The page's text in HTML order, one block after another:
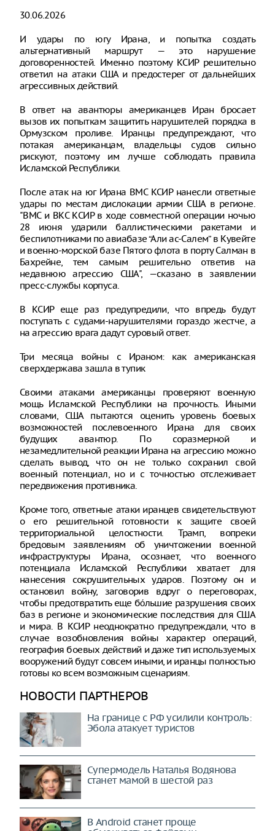
30.06.2026
И удары по югу Ирана, и попытка создать
альтернативный маршрут — это нарушение
договоренностей. Именно поэтому КСИР решительно
ответил на атаки США и предостерег от дальнейших
агрессивных действий.
В ответ на авантюры американцев Иран бросает
вызов их попыткам защитить нарушителей порядка в
Ормузском проливе. Иранцы предупреждают, что
потакая американцам, владельцы судов сильно
рискуют, поэтому им лучше соблюдать правила
Исламской Республики.
После атак на юг Ирана ВМС КСИР нанесли ответные
удары по местам дислокации армии США в регионе.
"ВМС и ВКС КСИР в ходе совместной операции ночью
28 июня ударили баллистическими ракетами и
беспилотниками по авиабазе “Али ас-Салем” в Кувейте
и военно-морской базе Пятого флота в порту Салман в
Бахрейне, тем самым решительно ответив на
недавнюю агрессию США", —сказано в заявлении
пресс-службы корпуса.
В КСИР еще раз предупредили, что впредь будут
поступать с судами-нарушителями гораздо жестче, а
на агрессию врага дадут суровый ответ.
Три месяца войны с Ираном: как американская
сверхдержава зашла в тупик
Своими атаками американцы проверяют военную
мощь Исламской Республики на прочность. Иными
словами, США пытаются оценить уровень боевых
возможностей послевоенного Ирана для своих
будущих авантюр. По соразмерной и
незамедлительной реакции Ирана на агрессию можно
сделать вывод, что он не только сохранил свой
военный потенциал, но и с точностью отслеживает
передвижения противника.
Кроме того, ответные атаки иранцев свидетельствуют
о его решительной готовности к защите своей
территориальной целостности. Трамп, вопреки
бредовым заявлениям об уничтожении военной
инфраструктуры Ирана, осознает, что военного
потенциала Исламской Республики хватает для
нанесения сокрушительных ударов. Поэтому он и
остановил войну, заговорив вдруг о переговорах,
чтобы предотвратить еще бо́льшие разрушения своих
баз в регионе и экономические последствия для США
и мира. В КСИР неоднократно предупреждали, что в
случае возобновления войны характер операций,
география боевых действий и даже тип используемых
вооружений будут совсем иными, и иранцы полностью
готовы ко всем возможным сценариям.
НОВОСТИ ПАРТНЕРОВ
На границе с РФ усилили контроль:
Эбола атакует туристов
Супермодель Наталья Водянова
станет мамой в шестой раз
В Android станет проще